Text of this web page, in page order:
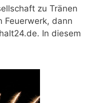
zu Tränen
Feuerwerk, dann
In diesem